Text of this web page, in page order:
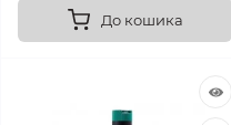
До кошика